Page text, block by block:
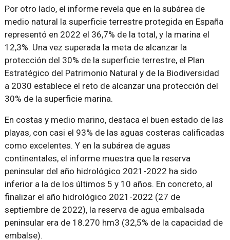
Por otro lado, el informe revela que en la subárea de
medio natural la superficie terrestre protegida en España
representó en 2022 el 36,7% de la total, y la marina el
12,3%. Una vez superada la meta de alcanzar la
protección del 30% de la superficie terrestre, el Plan
Estratégico del Patrimonio Natural y de la Biodiversidad
a 2030 establece el reto de alcanzar una protección del
30% de la superficie marina.
En costas y medio marino, destaca el buen estado de las
playas, con casi el 93% de las aguas costeras calificadas
como excelentes. Y en la subárea de aguas
continentales, el informe muestra que la reserva
peninsular del año hidrológico 2021-2022 ha sido
inferior a la de los últimos 5 y 10 años. En concreto, al
finalizar el año hidrológico 2021-2022 (27 de
septiembre de 2022), la reserva de agua embalsada
peninsular era de 18.270 hm3 (32,5% de la capacidad de
embalse).